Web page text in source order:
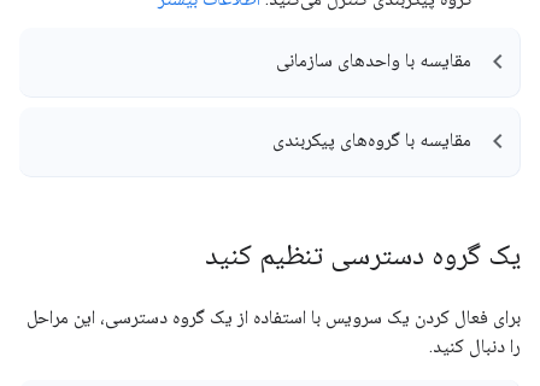
مقایسه با واحدهای سازمانی
مقایسه با گروه‌های پیکربندی
یک گروه دسترسی تنظیم کنید
برای فعال کردن یک سرویس با استفاده از یک گروه دسترسی، این مراحل
را دنبال کنید.